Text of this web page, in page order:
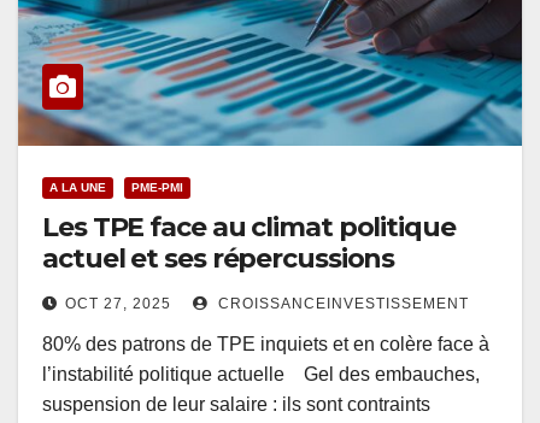
A LA UNE PME-PMI
Les TPE face au climat politique
actuel et ses répercussions
OCT 27, 2025 CROISSANCEINVESTISSEMENT
80% des patrons de TPE inquiets et en colère face à
l’instabilité politique actuelle Gel des embauches,
suspension de leur salaire : ils sont contraints